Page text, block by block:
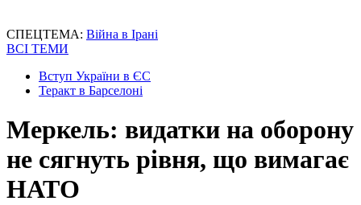
СПЕЦТЕМА: Війна в Ірані
ВСІ ТЕМИ
Вступ України в ЄС
Теракт в Барселоні
Меркель: видатки на оборону
не сягнуть рівня, що вимагає
НАТО